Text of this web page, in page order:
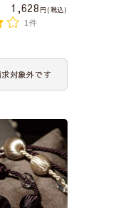
1,628
税込
1件
対象外です